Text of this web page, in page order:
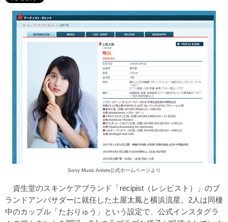
Sony Music Artists公式ホームページより
資生堂のスキンケアブランド「recipist（レシピスト）」のブ
ランドアンバサダーに就任した土屋太鳳と横浜流星。2人は同棲
中のカップル「たおりゅう」という設定で、公式インスタグラ